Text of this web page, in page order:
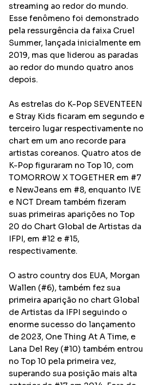
streaming ao redor do mundo.
Esse fenômeno foi demonstrado
pela ressurgência da faixa Cruel
Summer, lançada inicialmente em
2019, mas que liderou as paradas
ao redor do mundo quatro anos
depois.
As estrelas do K-Pop SEVENTEEN
e Stray Kids ficaram em segundo e
terceiro lugar respectivamente no
chart em um ano recorde para
artistas coreanos. Quatro atos de
K-Pop figuraram no Top 10, com
TOMORROW X TOGETHER em #7
e NewJeans em #8, enquanto IVE
e NCT Dream também fizeram
suas primeiras aparições no Top
20 do Chart Global de Artistas da
IFPI, em #12 e #15,
respectivamente.
O astro country dos EUA, Morgan
Wallen (#6), também fez sua
primeira aparição no chart Global
de Artistas da IFPI seguindo o
enorme sucesso do lançamento
de 2023, One Thing At A Time, e
Lana Del Rey (#10) também entrou
no Top 10 pela primeira vez,
superando sua posição mais alta